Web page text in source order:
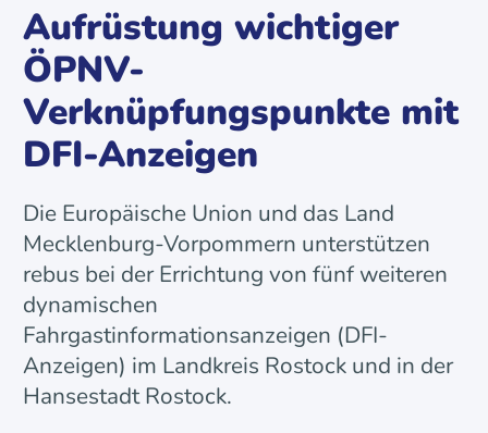
Aufrüstung wichtiger
ÖPNV-
Verknüpfungspunkte mit
DFI-Anzeigen
Die Europäische Union und das Land
Mecklenburg-Vorpommern unterstützen
rebus bei der Errichtung von fünf weiteren
dynamischen
Fahrgastinformationsanzeigen (DFI-
Anzeigen) im Landkreis Rostock und in der
Hansestadt Rostock.